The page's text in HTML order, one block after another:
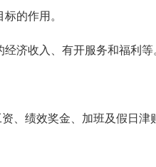
的作用。
济收入、有开服务和福利等
、绩效奖金、加班及假日津